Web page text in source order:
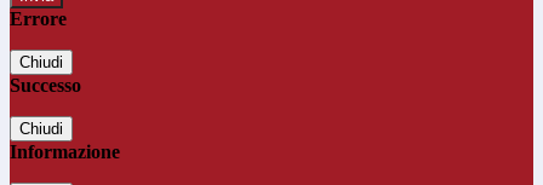
Errore
Chiudi
Successo
Chiudi
Informazione